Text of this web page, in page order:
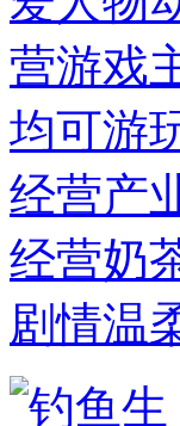
营游戏
均可游
经营产
经营奶
剧情温